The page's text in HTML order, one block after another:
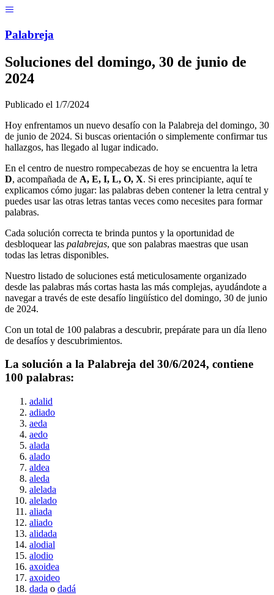
Palabreja
Soluciones del domingo, 30 de junio de
2024
Publicado el 1/7/2024
Hoy enfrentamos un nuevo desafío con la Palabreja del domingo, 30
de junio de 2024. Si buscas orientación o simplemente confirmar tus
hallazgos, has llegado al lugar indicado.
En el centro de nuestro rompecabezas de hoy se encuentra la letra
D, acompañada de A, E, I, L, O, X. Si eres principiante, aquí te
explicamos cómo jugar: las palabras deben contener la letra central y
puedes usar las otras letras tantas veces como necesites para formar
palabras.
Cada solución correcta te brinda puntos y la oportunidad de
desbloquear las palabrejas, que son palabras maestras que usan
todas las letras disponibles.
Nuestro listado de soluciones está meticulosamente organizado
desde las palabras más cortas hasta las más complejas, ayudándote a
navegar a través de este desafío lingüístico del domingo, 30 de junio
de 2024.
Con un total de 100 palabras a descubrir, prepárate para un día lleno
de desafíos y descubrimientos.
La solución a la Palabreja del 30/6/2024, contiene
100 palabras:
adalid
adiado
aeda
aedo
alada
alado
aldea
aleda
alelada
alelado
aliada
aliado
alidada
alodial
alodio
axoidea
axoideo
dada o dadá